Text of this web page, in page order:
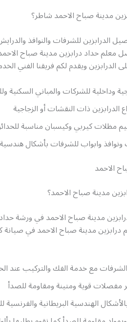
مدينة صباح الاحمد شاطر؟
الدرابزين للشرفات والنوافذ
معلم حداد درابزين مدينة صباح
الدرابزين ويقدم لكم فريقنا الفني
وداخلية للشركات والمباني السكنية
ذات النقشات أو الزجاجية
مظلات كيربي وكيسبان مناسبة
وابواب للشرفات بأشكال
الاحمد
مدينة صباح الاحمد؟
مدينة صباح الاحمد في ورشة
مدينة صباح الاحمد في صيانة
مع خدمة الفك والتركيب عند
مفصلات قوية ومتينة ومقاومة للصدأ
الهندسية البريطانية والفرنسية